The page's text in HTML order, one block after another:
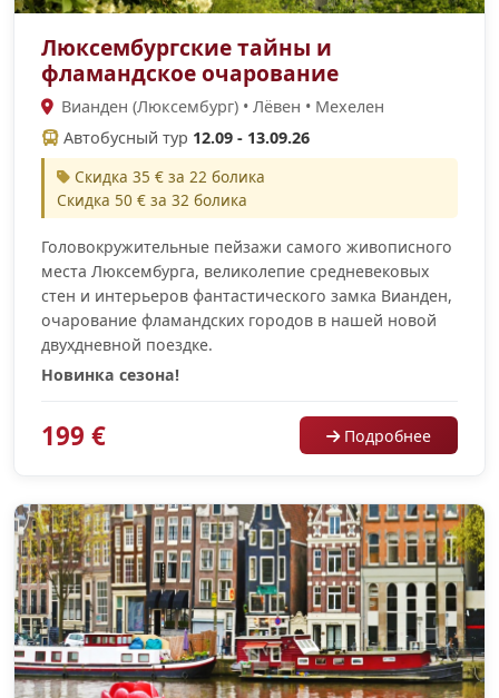
Люксембургские тайны и
фламандское очарование
Вианден (Люксембург) • Лёвен • Мехелен
Автобусный тур 12.09 - 13.09.26
Скидка 35 € за 22 болика
Скидка 50 € за 32 болика
Головокружительные пейзажи самого живописного
места Люксембурга, великолепие средневековых
стен и интерьеров фантастического замка Вианден,
очарование фламандских городов в нашей новой
двухдневной поездке.
Новинка сезона!
199 € Подробнее